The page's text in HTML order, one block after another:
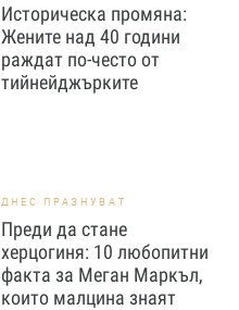
Историческа промяна:
Жените над 40 години
раждат по-често от
тийнейджърките
ДНЕС ПРАЗНУВАТ
Преди да стане
херцогиня: 10 любопитни
факта за Меган Маркъл,
които малцина знаят